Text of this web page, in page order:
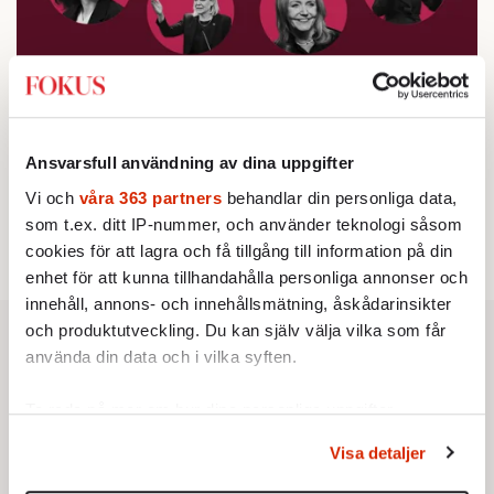
Ansvarsfull användning av dina uppgifter
Vi och våra 363 partners behandlar din personliga data,
som t.ex. ditt IP-nummer, och använder teknologi såsom
cookies för att lagra och få tillgång till information på din
enhet för att kunna tillhandahålla personliga annonser och
innehåll, annons- och innehållsmätning, åskådarinsikter
och produktutveckling. Du kan själv välja vilka som får
använda din data och i vilka syften.
Ta reda på mer om hur dina personliga uppgifter
Du kan ändra eller dra tillbaka ditt samtycke när som
helst från cookie-förklaringen.
Visa detaljer
Testa här!